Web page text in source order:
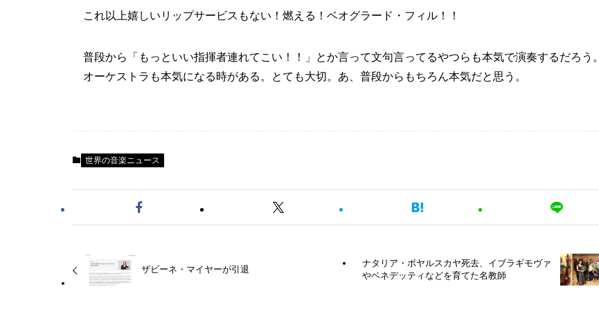
これ以上嬉しいリップサービスもない！燃える！ベオグラード・フィル！！
普段から「もっといい指揮者連れてこい！！」とか言って文句言ってるやつらも本気で演奏するだろう。
オーケストラも本気になる時がある。とても大切。あ、普段からもちろん本気だと思う。
世界の音楽ニュース
ザビーネ・マイヤーが引退
ナタリア・ボヤルスカヤ死去、イブラギモヴァ
やベネデッティなどを育てた名教師